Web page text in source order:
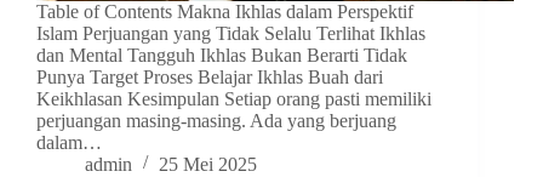
Table of Contents Makna Ikhlas dalam Perspektif
Islam Perjuangan yang Tidak Selalu Terlihat Ikhlas
dan Mental Tangguh Ikhlas Bukan Berarti Tidak
Punya Target Proses Belajar Ikhlas Buah dari
Keikhlasan Kesimpulan Setiap orang pasti memiliki
perjuangan masing-masing. Ada yang berjuang
dalam…
admin
25 Mei 2025